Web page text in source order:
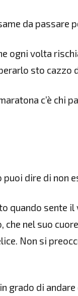
da passare
ogni volta
sto cazzo
c’è chi
dire di non
quando sente
nel suo
Non si
grado di andare